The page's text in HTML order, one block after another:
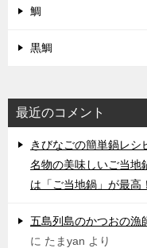
鯛
黒鯛
最近のコメント
きびなごの簡単鍋レシ
名物の美味しいご当
は「ご当地鍋」が最高
五島列島のかつおの漁
に たまyan より